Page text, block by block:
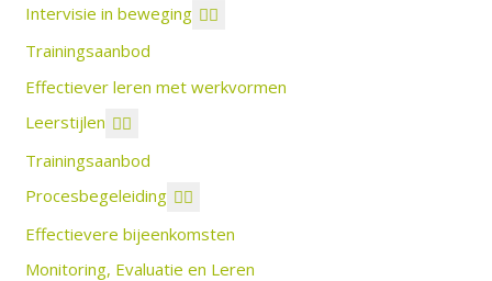
Intervisie in beweging
Trainingsaanbod
Effectiever leren met werkvormen
Leerstijlen
Trainingsaanbod
Procesbegeleiding
Effectievere bijeenkomsten
Monitoring, Evaluatie en Leren